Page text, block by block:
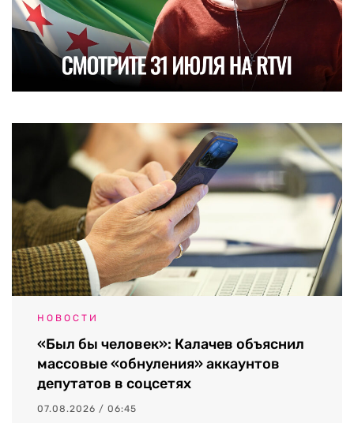
НОВОСТИ
«Был бы человек»: Калачев объяснил
массовые «обнуления» аккаунтов
депутатов в соцсетях
07.08.2026 / 06:45